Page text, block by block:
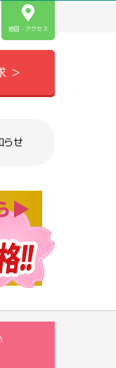
地図・アクセス
＞
らせ